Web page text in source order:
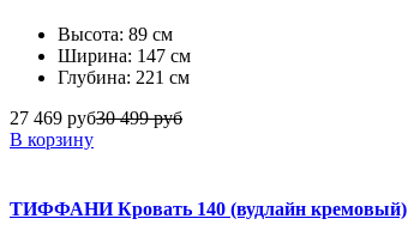
Высота: 89 см
Ширина: 147 см
Глубина: 221 см
27 469 руб30 499 руб
В корзину
ТИФФАНИ Кровать 140 (вудлайн кремовый)